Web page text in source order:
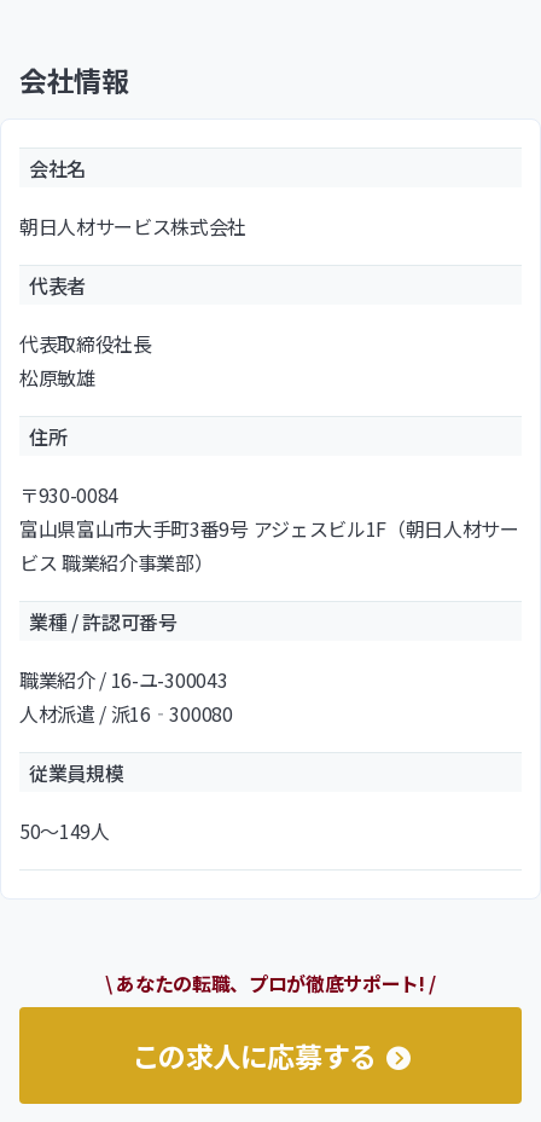
会社情報
会社名
朝日人材サービス株式会社
代表者
代表取締役社長
松原敏雄
住所
〒930-0084
富山県富山市大手町3番9号 アジェスビル1F（朝日人材サー
ビス 職業紹介事業部）
業種 / 許認可番号
職業紹介 / 16-ユ-300043
人材派遣 / 派16‐300080
従業員規模
50～149人
\ あなたの転職、プロが徹底サポート! /
この求人に応募する